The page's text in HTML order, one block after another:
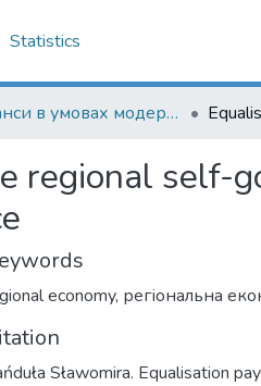
Statistics
Фінанси в умовах модернізації регіональної економіки: збірник матеріалів
regional self-
economy, регіональна
Sławomira. Equalisation